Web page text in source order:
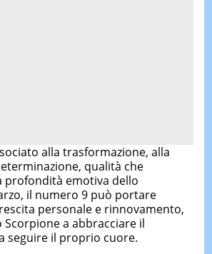
alla trasformazione, alla
qualità che
profondità emotiva dello
il numero 9 può portare
personale e rinnovamento,
a abbracciare il
seguire il proprio cuore.